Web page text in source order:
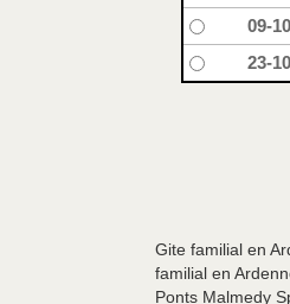
09-
23-
Gite familial en
familial en
Ponts Malmedy